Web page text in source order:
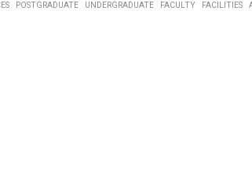
POSTGRADUATE UNDERGRADUATE FACULTY FACILITIES